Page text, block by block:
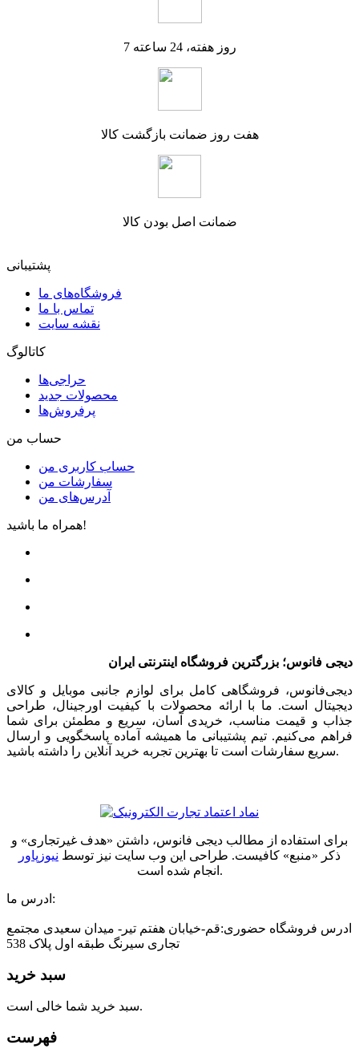
7 روز هفته، 24 ساعته
هفت روز ضمانت بازگشت کالا
ضمانت اصل بودن کالا
پشتیبانی
فروشگاه‌های ما
تماس با ما
نقشه سایت
کاتالوگ
حراجی‌ها
محصولات جدید
پرفروش‌ها
حساب من
حساب کاربری من
سفارشات من
آدرس‌های من
همراه ما باشید!
دیجی فانوس؛ بزرگترین فروشگاه اینترنتی ایران
دیجی‌فانوس، فروشگاهی کامل برای لوازم جانبی موبایل و کالای
دیجیتال است. ما با ارائه محصولات با کیفیت اورجینال، طراحی
جذاب و قیمت مناسب، خریدی آسان، سریع و مطمئن برای شما
فراهم می‌کنیم. تیم پشتیبانی ما همیشه آماده پاسخگویی و ارسال
سریع سفارشات است تا بهترین تجربه خرید آنلاین را داشته باشید.
برای استفاده از مطالب دیجی فانوس، داشتن «هدف غیرتجاری» و
ذکر «منبع» کافیست. طراحی این وب سایت نیز توسط نیوزپاور
انجام شده است.
ادرس ما:
ادرس فروشگاه حضوری:قم-خیابان هفتم تیر- میدان سعیدی مجتمع
تجاری سیرنگ طبقه اول پلاک 538
سبد خرید
سبد خرید شما خالی است.
فهرست